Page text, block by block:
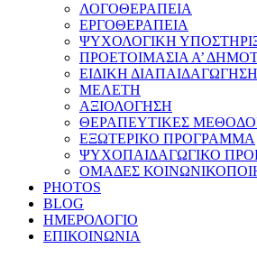
ΛΟΓΟΘΕΡΑΠΕΙΑ
ΕΡΓΟΘΕΡΑΠΕΙΑ
ΨΥΧΟΛΟΓΙΚΗ
ΠΡΟΕΤΟΙΜΑΣΙΑ Α’
ΕΙΔΙΚΗ ΔΙΑΠΑΙΔΑΓΩΓΗΣΗ
ΜΕΛΕΤΗ
ΑΞΙΟΛΟΓΗΣΗ
ΘΕΡΑΠΕΥΤΙΚΕΣ
ΕΞΩΤΕΡΙΚΟ ΠΡΟΓΡΑΜΜΑ
ΨΥΧΟΠΑΙΔΑΓΩΓΙΚΟ
ΟΜΑΔΕΣ
PHOTOS
BLOG
ΗΜΕΡΟΛΟΓΙΟ
ΕΠΙΚΟΙΝΩΝΙΑ